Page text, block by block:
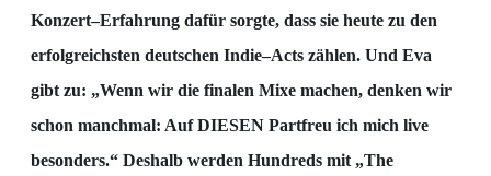
Konzert–Erfahrung dafür sorgte, dass sie heute zu den
erfolgreichsten deutschen Indie–Acts zählen. Und Eva
gibt zu: „Wenn wir die finalen Mixe machen, denken wir
schon manchmal: Auf DIESEN Partfreu ich mich live
besonders.“ Deshalb werden Hundreds mit „The